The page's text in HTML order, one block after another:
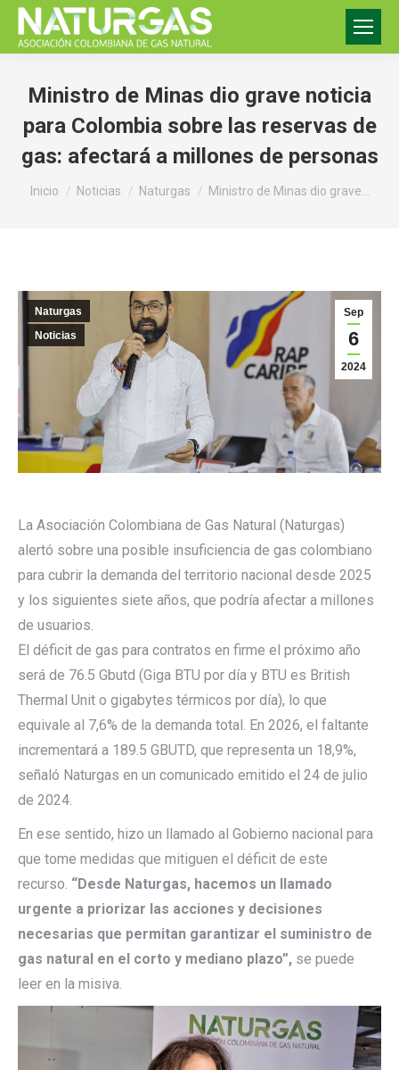
Ministro de Minas dio grave noticia
para Colombia sobre las reservas de
gas: afectará a millones de personas
Estás aquí:
Inicio Noticias Naturgas Ministro de Minas dio grave…
Sep
6
2024
Naturgas
Noticias
La Asociación Colombiana de Gas Natural (Naturgas)
alertó sobre una posible insuficiencia de gas colombiano
para cubrir la demanda del territorio nacional desde 2025
y los siguientes siete años, que podría afectar a millones
de usuarios.
El déficit de gas para contratos en firme el próximo año
será de 76.5 Gbutd (Giga BTU por día y BTU es British
Thermal Unit o gigabytes térmicos por día), lo que
equivale al 7,6% de la demanda total. En 2026, el faltante
incrementará a 189.5 GBUTD, que representa un 18,9%,
señaló Naturgas en un comunicado emitido el 24 de julio
de 2024.
En ese sentido, hizo un llamado al Gobierno nacional para
que tome medidas que mitiguen el déficit de este
recurso. “Desde Naturgas, hacemos un llamado
urgente a priorizar las acciones y decisiones
necesarias que permitan garantizar el suministro de
gas natural en el corto y mediano plazo”, se puede
leer en la misiva.